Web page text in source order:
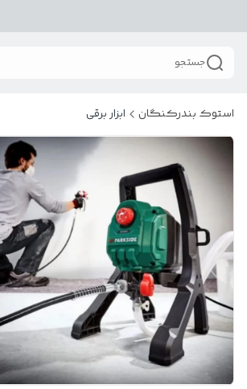
جستجو
استوک بندرکنگان ابزار برقی